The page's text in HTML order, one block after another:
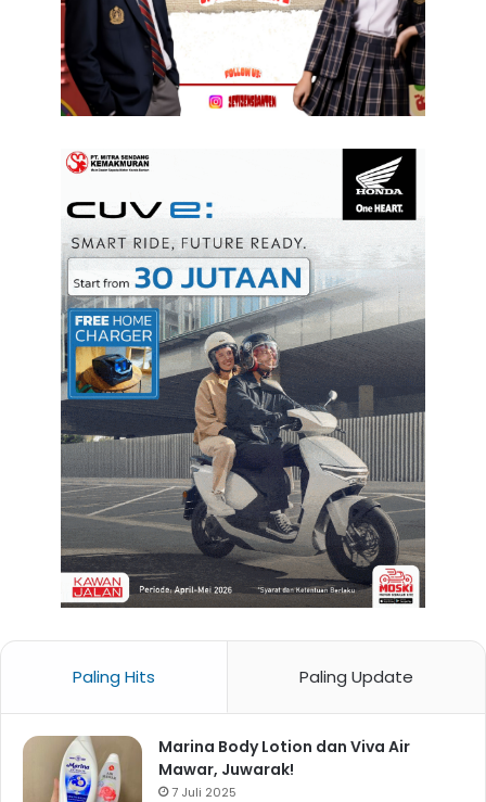
Paling Hits Paling Update
Marina Body Lotion dan Viva Air
Mawar, Juwarak!
7 Juli 2025